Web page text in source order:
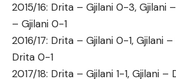
2015/16: Drita – Gjilani 0-3, Gjilani
– Gjilani 0-1
2016/17: Drita – Gjilani 0-1, Gjilani –
Drita 0-1
2017/18: Drita – Gjilani 1-1, Gjilani